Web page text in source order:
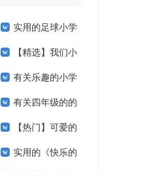
实用的足球小学
作文合集八篇
【精选】我们小
学作文300字六篇
有关乐趣的小学
作文合集10篇
有关四年级的的
暑假作文3篇
【热门】可爱的
小学作文300字3篇
实用的《快乐的